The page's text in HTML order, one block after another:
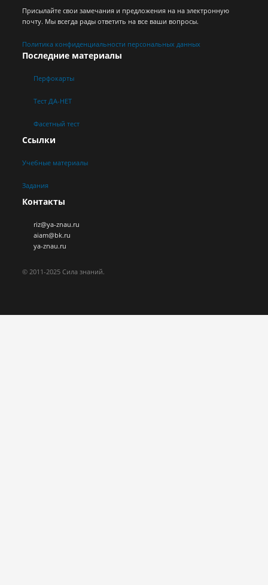
Присылайте свои замечания и предложения на на электронную
почту. Мы всегда рады ответить на все ваши вопросы.
Политика конфиденциальности персональных данных
Последние материалы
Перфокарты
Тест ДА-НЕТ
Фасетный тест
Ссылки
Учебные материалы
Задания
Контакты
riz@ya-znau.ru
aiam@bk.ru
ya-znau.ru
© 2011-2025 Сила знаний.